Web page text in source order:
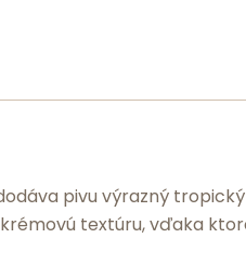
pivu výrazný
textúru, vďaka